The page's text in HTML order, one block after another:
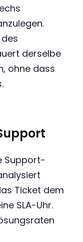
derselbe
ohne dass
Support-
Ticket dem
SLA-Uhr.